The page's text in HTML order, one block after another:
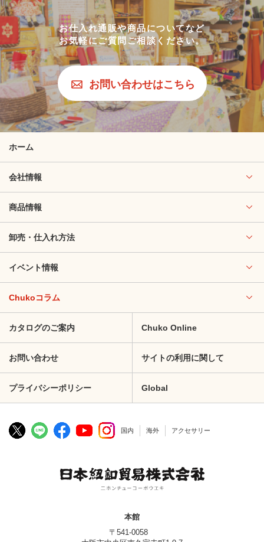
お仕入れ通販や商品についてなど
お気軽にご質問ご相談ください。
お問い合わせはこちら
ホーム
会社情報
商品情報
卸売・仕入れ方法
イベント情報
Chukoコラム
カタログのご案内 Chuko Online
お問い合わせ サイトの利用に関して
プライバシーポリシー Global
国内 海外 アクセサリー
本館
〒541-0058